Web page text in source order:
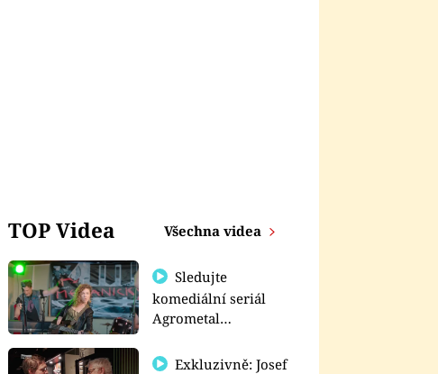
TOP Videa Všechna videa
Sledujte
komediální seriál
Agrometal
prima+
Exkluzivně: Josef